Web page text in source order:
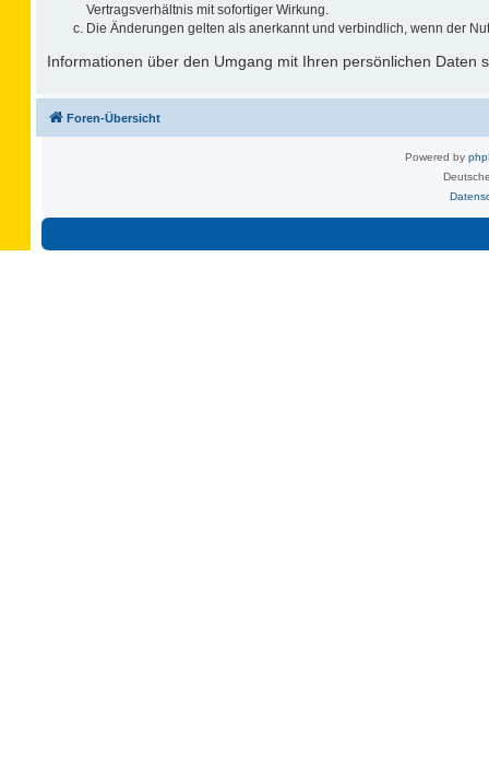
Vertragsverhältnis mit sofortiger Wirkung.
Die Änderungen gelten als anerkannt und verbindlich, wenn der
Informationen über den Umgang mit Ihren persönlichen Daten
Foren-Übersicht
Powered by